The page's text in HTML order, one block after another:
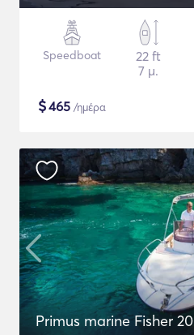
Speedboat
22 ft
7 μ.
$465 /ημέρα
Primus marine Fisher 20